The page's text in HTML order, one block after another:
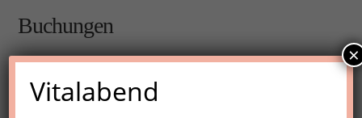
Buchungen
Buchungen sind für diese Veranstaltung nicht mehr
möglich.
Vitalabend
×